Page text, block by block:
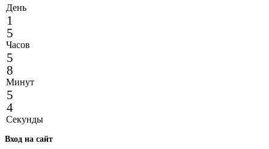
День
1
5
Часов
5
8
Минут
5
4
Секунды
Вход на сайт